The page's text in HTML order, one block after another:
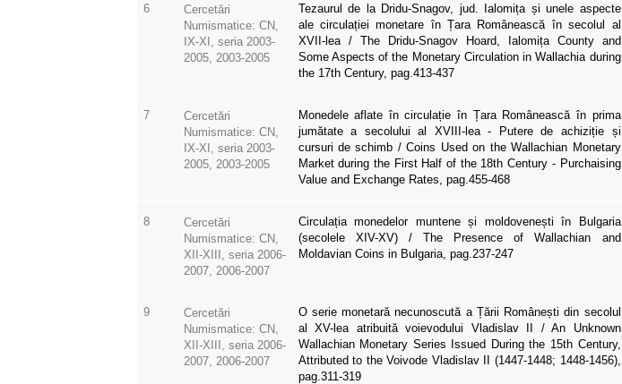
6
Cercetări
Numismatice: CN,
IX-XI, seria 2003-
2005, 2003-2005
Tezaurul de la Dridu-Snagov, jud. Ialomița și unele aspecte
ale circulației monetare în Țara Românească în secolul al
XVII-lea / The Dridu-Snagov Hoard, Ialomița County and
Some Aspects of the Monetary Circulation in Wallachia during
the 17th Century, pag.413-437
7
Cercetări
Numismatice: CN,
IX-XI, seria 2003-
2005, 2003-2005
Monedele aflate în circulație în Țara Românească în prima
jumătate a secolului al XVIII-lea - Putere de achiziție și
cursuri de schimb / Coins Used on the Wallachian Monetary
Market during the First Half of the 18th Century - Purchaising
Value and Exchange Rates, pag.455-468
8
Cercetări
Numismatice: CN,
XII-XIII, seria 2006-
2007, 2006-2007
Circulația monedelor muntene și moldovenești în Bulgaria
(secolele XIV-XV) / The Presence of Wallachian and
Moldavian Coins in Bulgaria, pag.237-247
9
Cercetări
Numismatice: CN,
XII-XIII, seria 2006-
2007, 2006-2007
O serie monetară necunoscută a Țării Românești din secolul
al XV-lea atribuită voievodului Vladislav II / An Unknown
Wallachian Monetary Series Issued During the 15th Century,
Attributed to the Voivode Vladislav II (1447-1448; 1448-1456),
pag.311-319